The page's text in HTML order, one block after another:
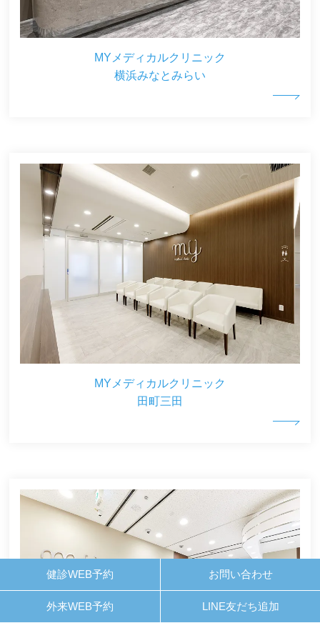
健診WEB予約 お問い合わせ
外来WEB予約 LINE友だち追加
MYメディカルクリニック
横浜みなとみらい
MYメディカルクリニック
田町三田